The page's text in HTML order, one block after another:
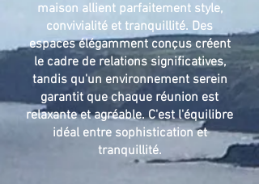
maison allient parfaitement style,
convivialité et tranquillité. Des
espaces élégamment conçus créent
le cadre de relations significatives,
tandis qu'un environnement serein
garantit que chaque réunion est
relaxante et agréable. C'est l'équilibre
idéal entre sophistication et
tranquillité.​